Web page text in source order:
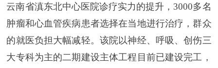
云南省滇东北中心医院诊疗实力的提升，3000多名
肿瘤和心血管疾病患者选择在当地进行治疗，群众
的就医负担大幅减轻。该院以神经、呼吸、创伤三
大专科为主的二期建设主体工程目前已建设完工，